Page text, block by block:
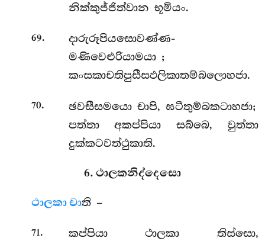
නික්කුජ්ජිත්වාන භූමියං.
69.
දාරුරූපියසොවණ්ණ-
මණිවෙළුරියාමයා ;
කංසකාචතිපුසීසඵලිකාතම්බලොහජා.
70.
ඡවසීසමයො චාපි, ඝටීතුම්බකටාහජා;
පත්තා අකප්පියා සබ්බෙ, වුත්තා
දුක්කටවත්ථුකාති.
6. ථාලකනිද්දෙසො
ථාලකා චාති –
71.
කප්පියා ථාලකා තිස්සො,